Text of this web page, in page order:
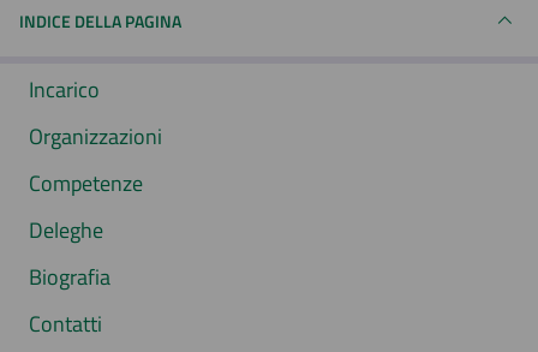
INDICE DELLA PAGINA
Incarico
Organizzazioni
Competenze
Deleghe
Biografia
Contatti